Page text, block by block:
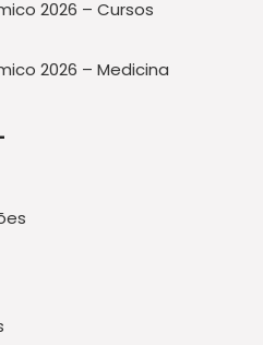
2026 – Cursos
2026 – Medicina